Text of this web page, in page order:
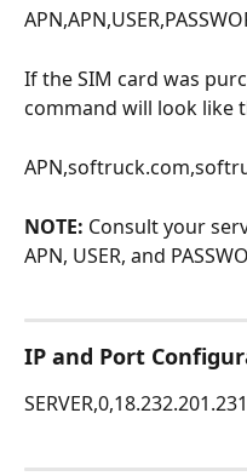
If the SIM card was
command will look like
NOTE: Consult your
APN, USER, and
IP and Port